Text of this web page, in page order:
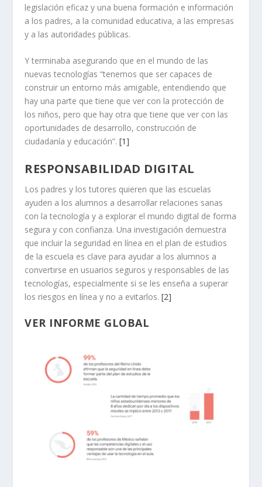
legislación eficaz y una buena formación e información
a los padres, a la comunidad educativa, a las empresas
y a las autoridades públicas.
Y terminaba asegurando que en el mundo de las
nuevas tecnologías “tenemos que ser capaces de
construir un entorno más amigable, entendiendo que
hay una parte que tiene que ver con la protección de
los niños, pero que hay otra que tiene que ver con las
oportunidades de desarrollo, construcción de
ciudadanía y educación”.[1]
RESPONSABILIDAD DIGITAL
Los padres y los tutores quieren que las escuelas
ayuden a los alumnos a desarrollar relaciones sanas
con la tecnología y a explorar el mundo digital de forma
segura y con confianza. Una investigación demuestra
que incluir la seguridad en línea en el plan de estudios
de la escuela es clave para ayudar a los alumnos a
convertirse en usuarios seguros y responsables de las
tecnologías, especialmente si se les enseña a superar
los riesgos en línea y no a evitarlos.[2]
VER INFORME GLOBAL